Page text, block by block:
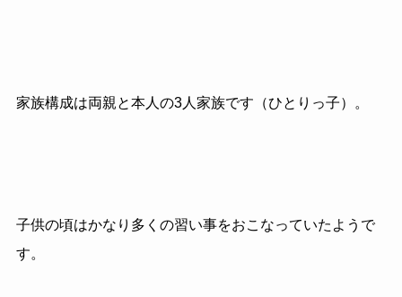
家族構成は両親と本人の3人家族です（ひとりっ子）。
子供の頃はかなり多くの習い事をおこなっていたようで
す。